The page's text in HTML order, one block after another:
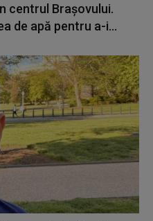
centrul Brașovului.
de apă pentru a-i...